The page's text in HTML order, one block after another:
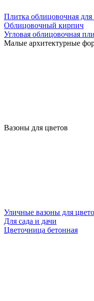
Плитка облицовочная для
Облицовочный кирпич
Угловая облицовочная
Малые архитектурные
Вазоны для цветов
Уличные вазоны для
Для сада и дачи
Цветочница бетонная